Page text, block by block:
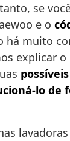
se
e o
há muito
explicar o
lo de